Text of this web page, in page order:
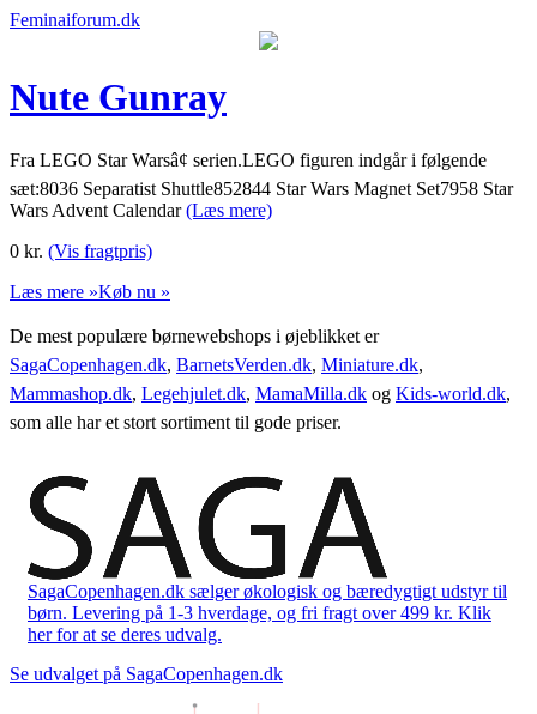
Feminaiforum.dk
Nute Gunray
Fra LEGO Star Warsâ¢ serien.LEGO figuren indgår i følgende
sæt:8036 Separatist Shuttle852844 Star Wars Magnet Set7958 Star
Wars Advent Calendar(Læs mere)
0 kr. (Vis fragtpris)
Læs mere »Køb nu »
De mest populære børnewebshops i øjeblikket er
SagaCopenhagen.dk, BarnetsVerden.dk, Miniature.dk,
Mammashop.dk, Legehjulet.dk, MamaMilla.dk og Kids-world.dk,
som alle har et stort sortiment til gode priser.
SagaCopenhagen.dk sælger økologisk og bæredygtigt udstyr til
børn. Levering på 1-3 hverdage, og fri fragt over 499 kr. Klik
her for at se deres udvalg.
Se udvalget på SagaCopenhagen.dk